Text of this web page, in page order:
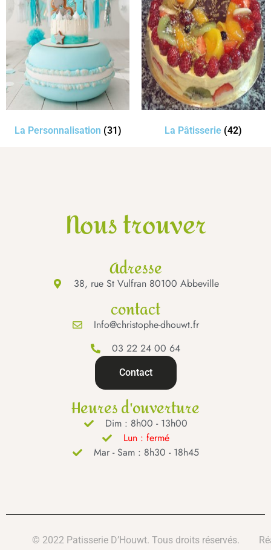
La Personnalisation (31) La Pâtisserie (42)
Nous trouver
Adresse
38, rue St Vulfran 80100 Abbeville
contact
Info@christophe-dhouwt.fr
03 22 24 00 64
Contact
Heures d'ouverture
Dim : 8h00 - 13h00
Lun : fermé
Mar - Sam : 8h30 - 18h45
© 2022 Patisserie D’Houwt. Tous droits réservés.